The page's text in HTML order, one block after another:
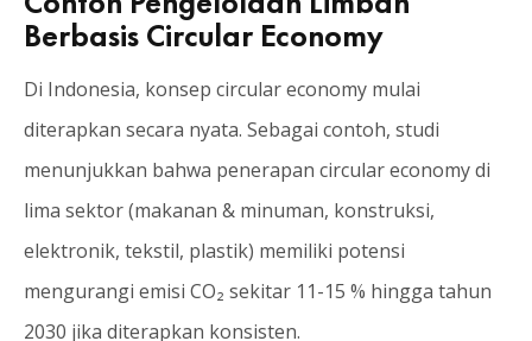
Berbasis Circular Economy
Di Indonesia, konsep circular economy mulai
diterapkan secara nyata. Sebagai contoh, studi
menunjukkan bahwa penerapan circular economy di
lima sektor (makanan & minuman, konstruksi,
elektronik, tekstil, plastik) memiliki potensi
mengurangi emisi CO₂ sekitar 11-15 % hingga tahun
2030 jika diterapkan konsisten.